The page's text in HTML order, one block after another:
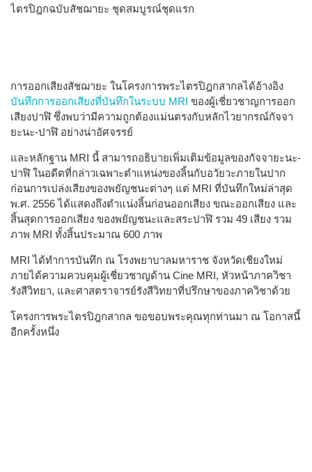
ไตรปิฎกฉบับสัชฌายะ ชุดสมบูรณ์ชุดแรก
การออกเสียงสัชฌายะ ในโครงการพระไตรปิฎกสากลได้อ้างอิง
บันทึกการออกเสียงที่บันทึกในระบบ MRI ของผู้เชี่ยวชาญการออก
เสียงปาฬิ ซึ่งพบว่ามีความถูกต้องแม่นตรงกับหลักไวยากรณ์กัจจา
ยะนะ-ปาฬิ อย่างน่าอัศจรรย์
และหลักฐาน MRI นี้ สามารถอธิบายเพิ่มเติมข้อมูลของกัจจายะนะ-
ปาฬิ ในอดีตที่กล่าวเฉพาะตำแหน่งของลิ้นกับอวัยวะภายในปาก
ก่อนการเปล่งเสียงของพยัญชนะต่างๆ แต่ MRI ที่บันทึกใหม่ล่าสุด
พ.ศ. 2556 ได้แสดงถึงตำแน่งลิ้นก่อนออกเสียง ขณะออกเสียง และ
สิ้นสุดการออกเสียง ของพยัญชนะและสระปาฬิ รวม 49 เสียง รวม
ภาพ MRI ทั้งสิ้นประมาณ 600 ภาพ
MRI ได้ทำการบันทึก ณ โรงพยาบาลมหาราช จังหวัดเชียงใหม่
ภายได้ความควบคุมผู้เชี่ยวชาญด้าน Cine MRI, หัวหน้าภาควิชา
รังสีวิทยา, และศาสตราจารย์รังสีวิทยาที่ปรึกษาของภาควิชาด้วย
โครงการพระไตรปิฎกสากล ขอขอบพระคุณทุกท่านมา ณ โอกาสนี้
อีกครั้งหนึ่ง